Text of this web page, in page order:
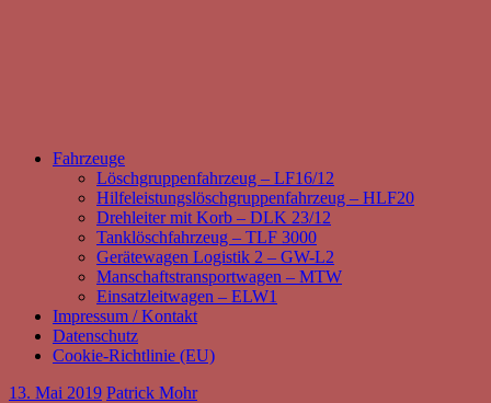
Fahrzeuge
Löschgruppenfahrzeug – LF16/12
Hilfeleistungslöschgruppenfahrzeug – HLF20
Drehleiter mit Korb – DLK 23/12
Tanklöschfahrzeug – TLF 3000
Gerätewagen Logistik 2 – GW-L2
Manschaftstransportwagen – MTW
Einsatzleitwagen – ELW1
Impressum / Kontakt
Datenschutz
Cookie-Richtlinie (EU)
13. Mai 2019 Patrick Mohr